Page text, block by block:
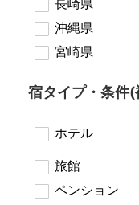
長崎県
沖縄県
宮崎県
宿タイプ・条件
ホテル
旅館
ペンション